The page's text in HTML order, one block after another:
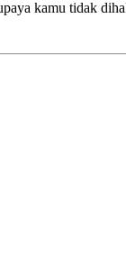
kamu tidak